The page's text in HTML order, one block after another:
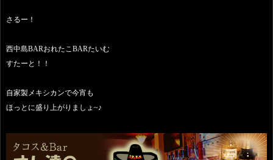
さるー！
西中島BARおれたこBARたいむ
すたーと！！
自家製メキシカンで今宵も
ほっとに盛り上がりましょ~♪